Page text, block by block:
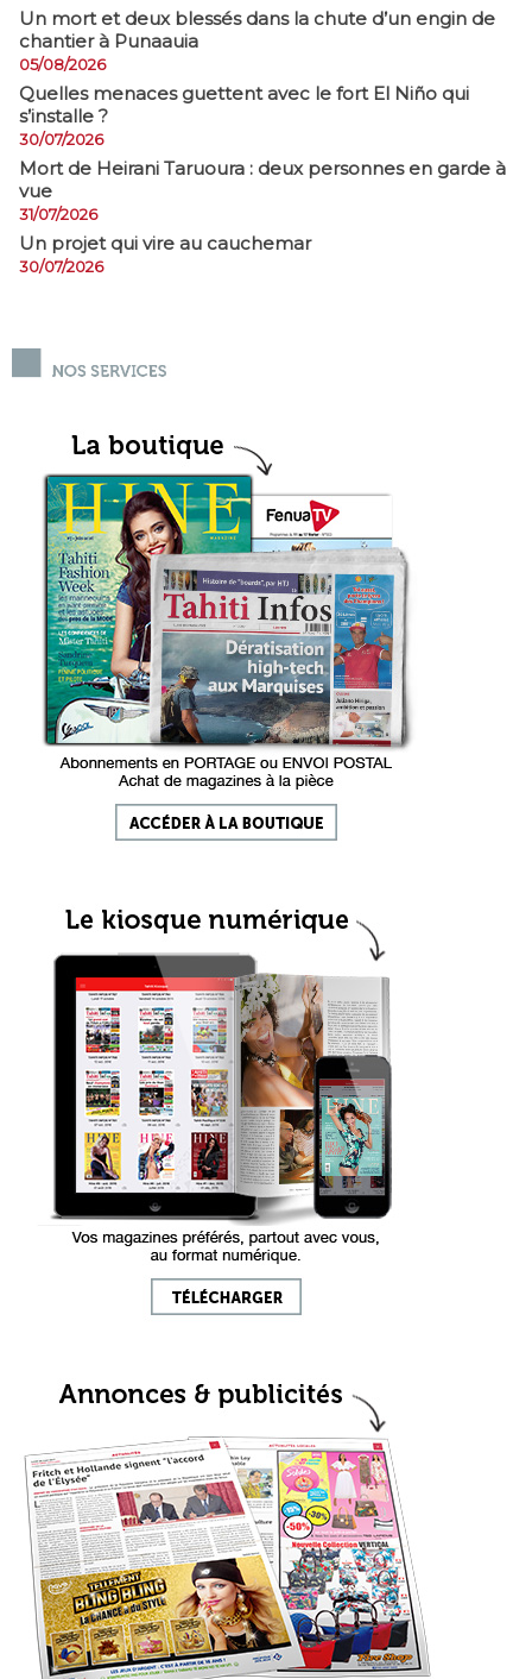
​Un mort et deux blessés dans la chute d’un engin de
chantier à Punaauia
05/08/2026
Quelles menaces guettent avec le fort El Niño qui
s’installe ?
30/07/2026
Mort de Heirani Taruoura : deux personnes en garde à
vue
31/07/2026
Un projet qui vire au cauchemar
30/07/2026